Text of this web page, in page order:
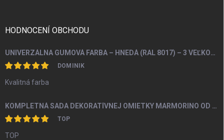
HODNOCENÍ OBCHODU
UNIVERZÁLNA GUMOVÁ FARBA – HNEDÁ (RAL 8017) – 3 VEĽKOSTI BALENIA
DOMINIK
Kvalitná farba
KOMPLETNÁ SADA DEKORATÍVNEJ OMIETKY MARMORINO OD 4M2
TOP
TOP